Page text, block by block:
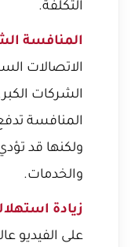
التكلفة.
المنافسة
الاتصالات
المنافسة
ولكنها قد
والخدمات.
زيادة
على الفيديو